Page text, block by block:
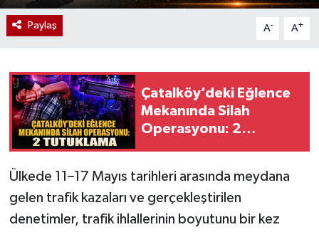
Paylaş A- A+
Çatalköy’deki Eğlence
Mekanında Silah
Operasyonu: 2
Ülkede 11–17 Mayıs tarihleri arasında meydana
gelen trafik kazaları ve gerçekleştirilen
denetimler, trafik ihlallerinin boyutunu bir kez